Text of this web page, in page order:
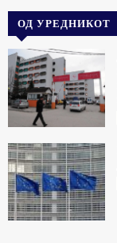
ОД УРЕДНИКОТ